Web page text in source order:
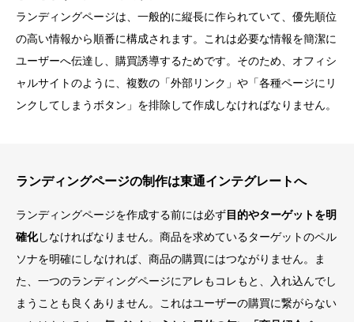
ランディングページは、一般的に縦長に作られていて、優先順位
の高い情報から順番に構成されます。これは必要な情報を簡潔に
ユーザーへ伝達し、購買誘導するためです。そのため、オフィシ
ャルサイトのように、複数の「外部リンク」や「各種ページにリ
ンクしてしまうボタン」を排除して作成しなければなりません。
ランディングページの制作は東通インテグレートへ
ランディングページを作成する前には必ず目的やターゲットを明
確化しなければなりません。商品を求めているターゲットのペル
ソナを明確にしなければ、商品の購買にはつながりません。ま
た、一つのランディングページにアレもコレもと、入れ込んでし
まうことも良くありません。これはユーザーの購買に繋がらない